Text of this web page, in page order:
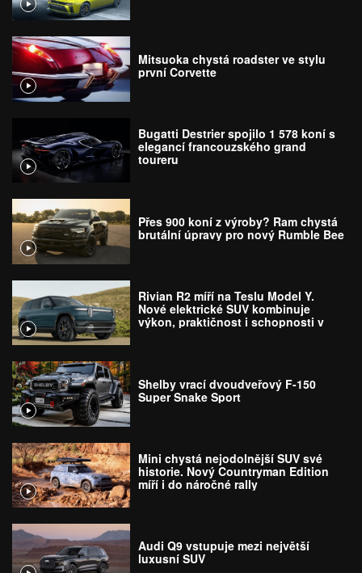
Mitsuoka chystá roadster ve stylu
první Corvette
Bugatti Destrier spojilo 1 578 koní s
elegancí francouzského grand
toureru
Přes 900 koní z výroby? Ram chystá
brutální úpravy pro nový Rumble Bee
Rivian R2 míří na Teslu Model Y.
Nové elektrické SUV kombinuje
výkon, praktičnost i schopnosti v
Shelby vrací dvoudveřový F-150
Super Snake Sport
Mini chystá nejodolnější SUV své
historie. Nový Countryman Edition
míří i do náročné rally
Audi Q9 vstupuje mezi největší
luxusní SUV